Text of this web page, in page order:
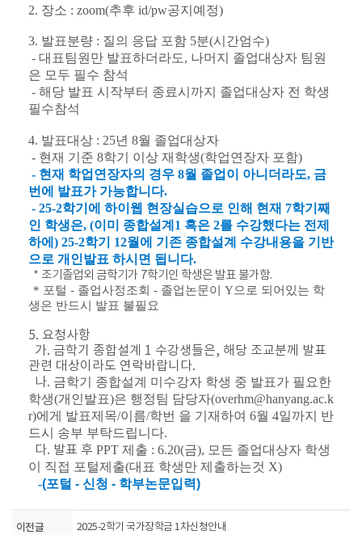
2. 장소 : zoom(추후 id/pw공지예정)
3. 발표분량 : 질의 응답 포함 5분(시간엄수)
- 대표팀원만 발표하더라도, 나머지 졸업대상자 팀원
은 모두 필수 참석
- 해당 발표 시작부터 종료시까지 졸업대상자 전 학생
필수참석
4. 발표대상 : 25년 8월 졸업대상자
- 현재 기준 8학기 이상 재학생(학업연장자 포함)
- 현재 학업연장자의 경우 8월 졸업이 아니더라도, 금
번에 발표가 가능합니다.
- 25-2학기에 하이웹 현장실습으로 인해 현재 7학기째
인 학생은, (이미 종합설계1 혹은 2를 수강했다는 전제
하에) 25-2학기 12월에 기존 종합설계 수강내용을 기반
으로 개인발표 하시면 됩니다.
* 조기졸업외 금학기가 7학기인 학생은 발표 불가함.
* 포털 - 졸업사정조회 - 졸업논문이 Y으로 되어있는 학
생은 반드시 발표 불필요
5. 요청사항
가. 금학기 종합설계 1 수강생들은, 해당 조교분께 발표
관련 대상이라도 연락바랍니다.
나. 금학기 종합설계 미수강자 학생 중 발표가 필요한
학생(개인발표)은 행정팀 담당자(overhm@hanyang.ac.k
r)에게 발표제목/이름/학번 을 기재하여 6월 4일까지 반
드시 송부 부탁드립니다.
다. 발표 후 PPT 제출 : 6.20(금), 모든 졸업대상자 학생
이 직접 포털제출(대표 학생만 제출하는것 X)
-(포털 - 신청 - 학부논문입력)
이전글 2025-2학기 국가장학금 1차신청안내